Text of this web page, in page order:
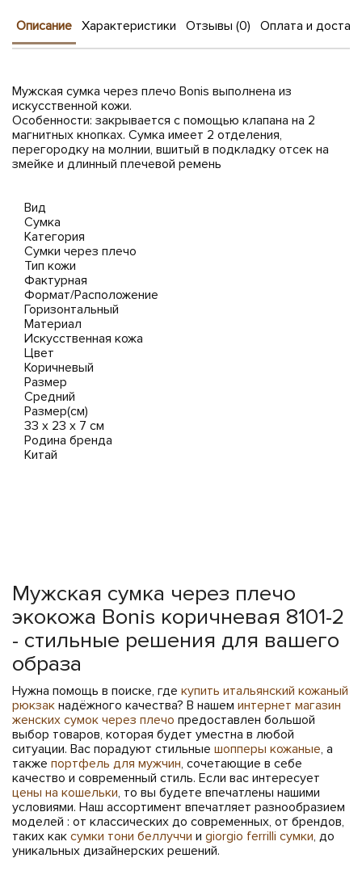
Описание Характеристики Отзывы (0) Оплата и
Мужская сумка через плечо Bonis выполнена из
искусственной кожи.
Особенности: закрывается с помощью клапана на 2
магнитных кнопках. Сумка имеет 2 отделения,
перегородку на молнии, вшитый в подкладку отсек на
змейке и длинный плечевой ремень
Вид
Сумка
Категория
Сумки через плечо
Тип кожи
Фактурная
Формат/Расположение
Горизонтальный
Материал
Искусственная кожа
Цвет
Коричневый
Размер
Средний
Размер(см)
33 х 23 х 7 см
Родина бренда
Китай
Мужская сумка через плечо
экокожа Bonis коричневая 8101-2
- стильные решения для вашего
образа
Нужна помощь в поиске, где купить итальянский кожаный
рюкзак надёжного качества? В нашем интернет магазин
женских сумок через плечо предоставлен большой
выбор товаров, которая будет уместна в любой
ситуации. Вас порадуют стильные шопперы кожаные, а
также портфель для мужчин, сочетающие в себе
качество и современный стиль. Если вас интересует
цены на кошельки, то вы будете впечатлены нашими
условиями. Наш ассортимент впечатляет разнообразием
моделей : от классических до современных, от брендов,
таких как сумки тони беллуччи и giorgio ferrilli сумки, до
уникальных дизайнерских решений.